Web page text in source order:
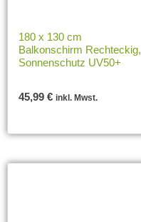
180 x 130 cm
Balkonschirm Rechteckig,
Sonnenschutz UV50+
45,99 € inkl. Mwst.